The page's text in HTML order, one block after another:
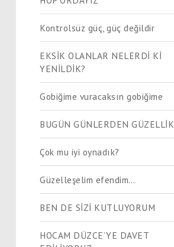
Kontrolsüz güç, güç değildir
EKSİK OLANLAR NELERDİ Kİ
YENİLDİK?
Gobiğime vuracaksın gobiğime
BUGÜN GÜNLERDEN GÜZELLİK
Çok mu iyi oynadık?
Güzelleşelim efendim…
BEN DE SİZİ KUTLUYORUM
HOCAM DÜZCE’YE DAVET